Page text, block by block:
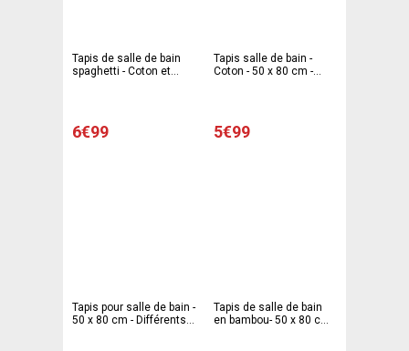
Tapis de salle de bain
spaghetti - Coton et
6€99
Tapis salle de bain -
Coton - 50 x 80 cm -
5€99
Tapis pour salle de bain -
50 x 80 cm - Différents
Tapis de salle de bain
en bambou- 50 x 80 cm -